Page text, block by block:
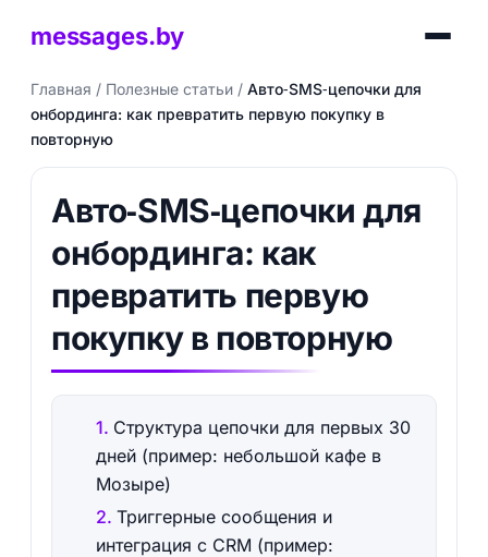
messages.by
Главная / Полезные статьи/ Авто‑SMS‑цепочки для
онбординга: как превратить первую покупку в
повторную
Авто‑SMS‑цепочки для
онбординга: как
превратить первую
покупку в повторную
Структура цепочки для первых 30
дней (пример: небольшой кафе в
Мозыре)
Триггерные сообщения и
интеграция с CRM (пример: